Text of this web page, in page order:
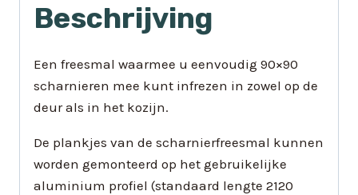
Beschrijving
Een freesmal waarmee u eenvoudig 90×90
scharnieren mee kunt infrezen in zowel op de
deur als in het kozijn.
De plankjes van de scharnierfreesmal kunnen
worden gemonteerd op het gebruikelijke
aluminium profiel (standaard lengte 2120